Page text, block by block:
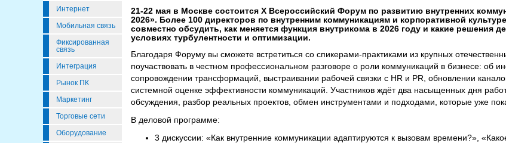
Интернет
Мобильная связь
Фиксированная
связь
Интеграция
Рынок ПК
Маркетинг
Торговые сети
Оборудование
21-22 мая в Москве состоится X Всероссийский Форум по развитию внутренних
2026». Более 100 директоров по внутренним коммуникациям и корпоративной
совместно обсудить, как меняется функция внутрикома в 2026 году и какие решения
условиях турбулентности и оптимизации.
Благодаря Форуму вы сможете встретиться со спикерами-практиками из крупных
поучаствовать в честном профессиональном разговоре о роли коммуникаций в бизнесе: об
сопровождении трансформаций, выстраивании рабочей связки с HR и PR, обновлении
системной оценке эффективности коммуникаций. Участников ждёт два насыщенных дня
обсуждения, разбор реальных проектов, обмен инструментами и подходами, которые уже
В деловой программе:
3 дискуссии: «Как внутренние коммуникации адаптируются к вызовам времени?»,